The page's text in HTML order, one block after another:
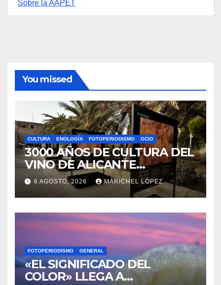
You missed
CULTURA ENOLOGÍA FOTOPERIODISMO OCIO
3000 AÑOS DE CULTURA DEL
VINO DE ALICANTE
RENACEN EN EL CASTILLO
DE SANTA BÁRBARA
FOTOPERIODISMO GENERAL